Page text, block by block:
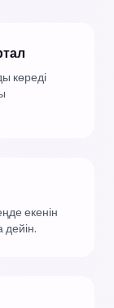
көреді
екенін
дейін.